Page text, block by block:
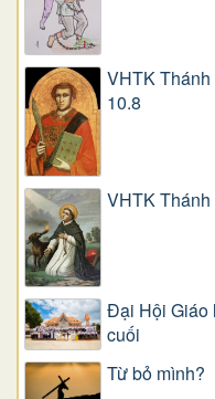
VHTK
10.8
VHTK
Đại Hội Giáo
cuối
Từ bỏ mình?